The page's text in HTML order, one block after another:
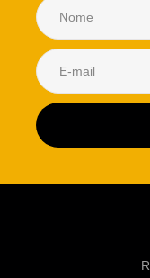
Atendimento Rei